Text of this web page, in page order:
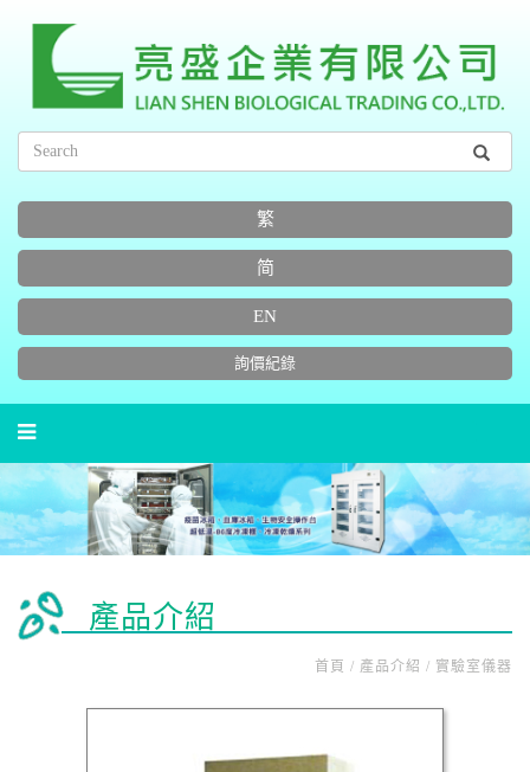
繁
简
EN
詢價紀錄
產品介紹
首頁 / 產品介紹 / 實驗室儀器